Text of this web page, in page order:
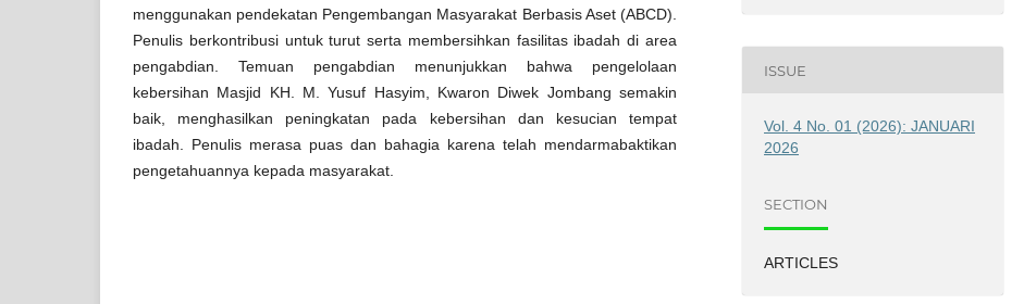
menggunakan pendekatan Pengembangan Masyarakat Berbasis Aset (ABCD).
Penulis berkontribusi untuk turut serta membersihkan fasilitas ibadah di area
pengabdian. Temuan pengabdian menunjukkan bahwa pengelolaan
kebersihan Masjid KH. M. Yusuf Hasyim, Kwaron Diwek Jombang semakin
baik, menghasilkan peningkatan pada kebersihan dan kesucian tempat
ibadah. Penulis merasa puas dan bahagia karena telah mendarmabaktikan
pengetahuannya kepada masyarakat.
ISSUE
Vol. 4 No. 01 (2026): JANUARI
2026
SECTION
ARTICLES